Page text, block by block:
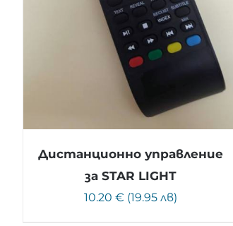
Дистанционно управление
за STAR LIGHT
10.20 € (19.95 лв)